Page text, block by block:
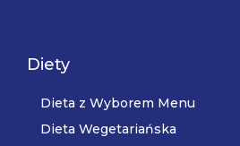
Diety
Dieta z Wyborem Menu
Dieta Wegetariańska